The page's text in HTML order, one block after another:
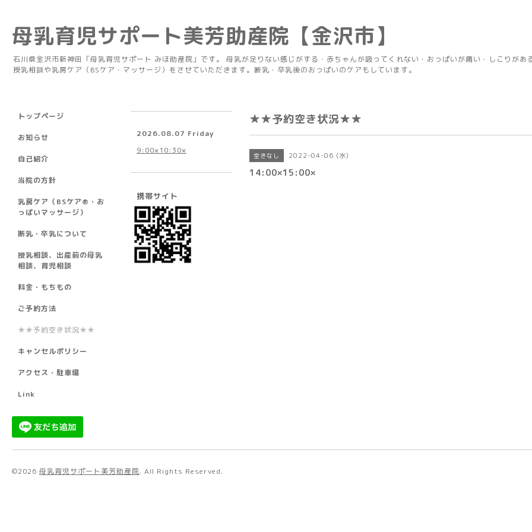
母乳育児サポート美芳助産院【金沢市】
石川県金沢市新神田「母乳育児サポート みほ助産院」です。 母乳が足りない感じがする・赤ちゃんが吸ってくれない・おっぱいが痛い・しこりがあ
授乳相談や乳房ケア（BSケア・マッサージ）をさせていただきます。断乳・卒乳後のおっぱいのケアもしています。
★★予約空き状況★★
空きなし 2022-04-06 (水)
14:00×15:00×
トップページ
お知らせ
自己紹介
当院の方針
乳房ケア（BSケア®︎・お
っぱいマッサージ）
断乳・卒乳について
授乳相談、出産前の母乳
相談、育児相談
料金・もちもの
ご予約方法
★★予約空き状況★★
キャンセルポリシー
アクセス・駐車場
Link
2026.08.07 Friday
9:00×10:30×
携帯サイト
©2026 母乳育児サポート美芳助産院. All Rights Reserved.